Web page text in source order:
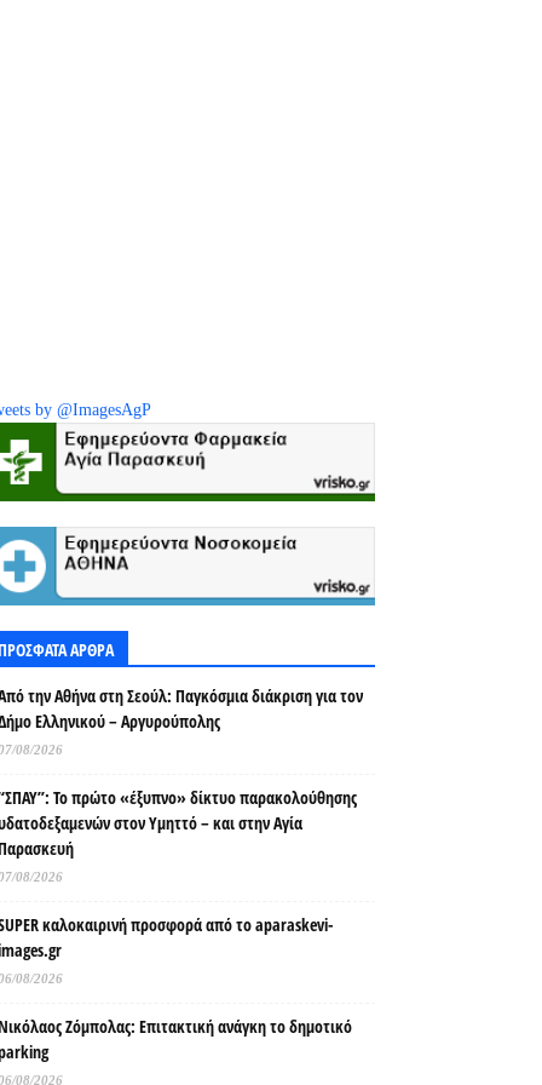
by @ImagesAgP
ΑΡΘΡΑ
την Αθήνα στη Σεούλ: Παγκόσμια διάκριση για τον
Ελληνικού – Αργυρούπολης
08/2026
Το πρώτο «έξυπνο» δίκτυο παρακολούθησης
στον Υμηττό – και στην Αγία
08/2026
καλοκαιρινή προσφορά από το aparaskevi-
08/2026
Ζόμπολας: Επιτακτική ανάγκη το δημοτικό
08/2026